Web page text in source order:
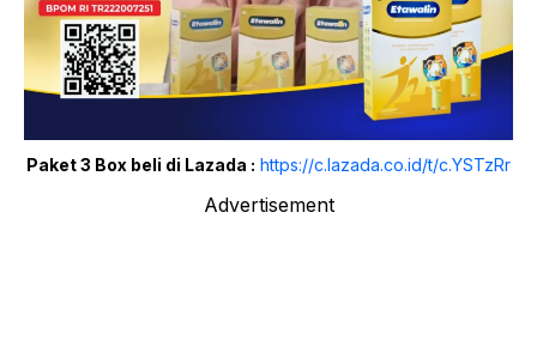
Paket 3 Box beli di Lazada : https://c.lazada.co.id/t/c.YSTzRr
Advertisement